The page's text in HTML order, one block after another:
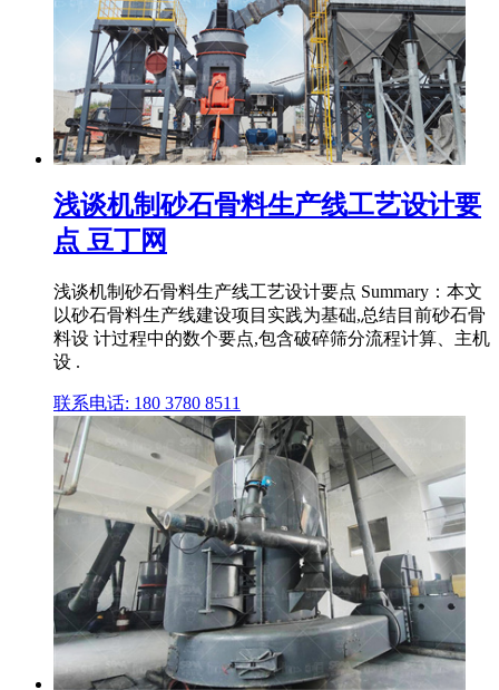
浅谈机制砂石骨料生产线工艺设计要
点 豆丁网
浅谈机制砂石骨料生产线工艺设计要点 Summary：本文
以砂石骨料生产线建设项目实践为基础,总结目前砂石骨
料设 计过程中的数个要点,包含破碎筛分流程计算、主机
设 .
联系电话: 180 3780 8511